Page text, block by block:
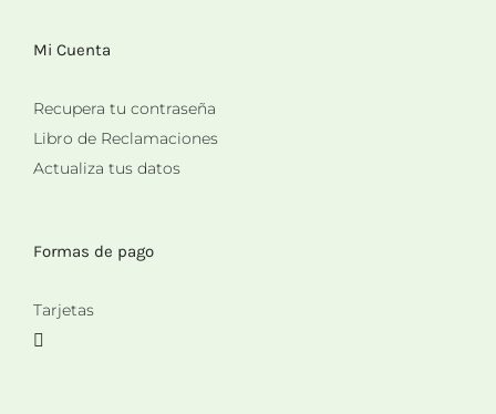
Mi Cuenta
Recupera tu contraseña
Libro de Reclamaciones
Actualiza tus datos
Formas de pago
Tarjetas